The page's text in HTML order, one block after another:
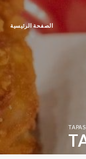
الصفحة الرئيسية